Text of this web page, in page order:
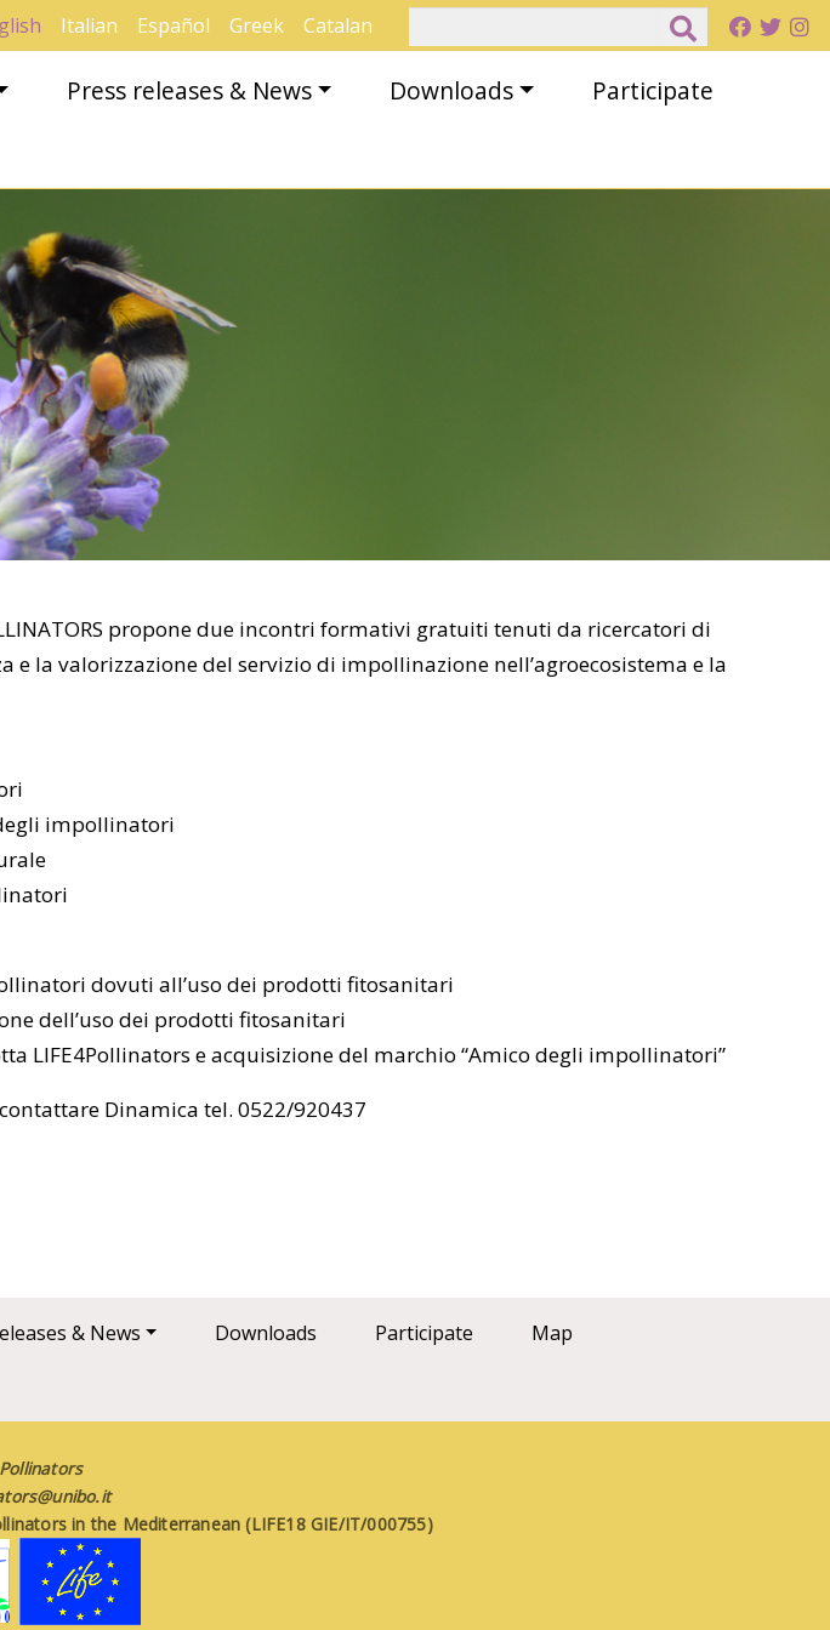
Italian Español Greek Catalan
Press releases & News Downloads
Participate
propone due incontri formativi gratuiti tenuti da ricercatori di
e la valorizzazione del servizio di impollinazione nell’agroecosistema e la
impollinatori
dovuti all’uso dei prodotti fitosanitari
dell’uso dei prodotti fitosanitari
LIFE4Pollinators e acquisizione del marchio “Amico degli impollinatori”
Dinamica tel. 0522/920437
& News Downloads Participate
Map
in the Mediterranean (LIFE18 GIE/IT/000755)